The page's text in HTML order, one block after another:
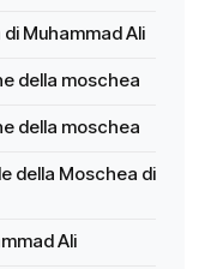
Muhammad Ali
della moschea
della moschea
della Moschea di
Ali